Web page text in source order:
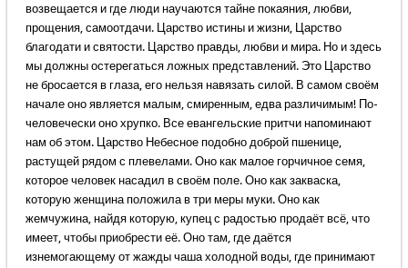
возвещается и где люди научаются тайне покаяния, любви,
прощения, самоотдачи. Царство истины и жизни, Царство
благодати и святости. Царство правды, любви и мира. Но и здесь
мы должны остерегаться ложных представлений. Это Царство
не бросается в глаза, его нельзя навязать силой. В самом своём
начале оно является малым, смиренным, едва различимым! По-
человечески оно хрупко. Все евангельские притчи напоминают
нам об этом. Царство Небесное подобно доброй пшенице,
растущей рядом с плевелами. Оно как малое горчичное семя,
которое человек насадил в своём поле. Оно как закваска,
которую женщина положила в три меры муки. Оно как
жемчужина, найдя которую, купец с радостью продаёт всё, что
имеет, чтобы приобрести её. Оно там, где даётся
изнемогающему от жажды чаша холодной воды, где принимают